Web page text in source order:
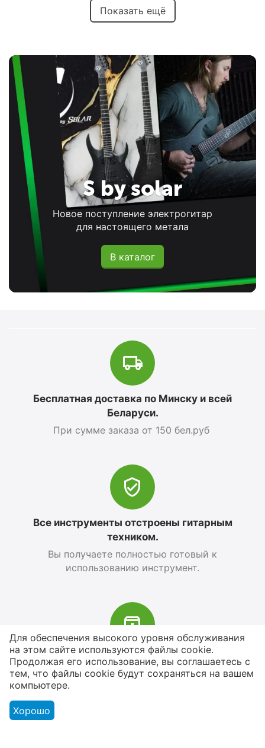
Показать ещё
S by solar
Новое поступление электрогитар
для настоящего метала
В каталог
Бесплатная доставка по Минску и всей
Беларуси.
При сумме заказа от 150 бел.руб
Все инструменты отстроены гитарным
техником.
Вы получаете полностью готовый к
использованию инструмент.
В наличии более 4000 наименований
товаров
От расходников до сценического
Для обеспечения высокого уровня обслуживания
на этом сайте используются файлы cookie.
Продолжая его использование, вы соглашаетесь с
тем, что файлы cookie будут сохраняться на вашем
компьютере.
Хорошо